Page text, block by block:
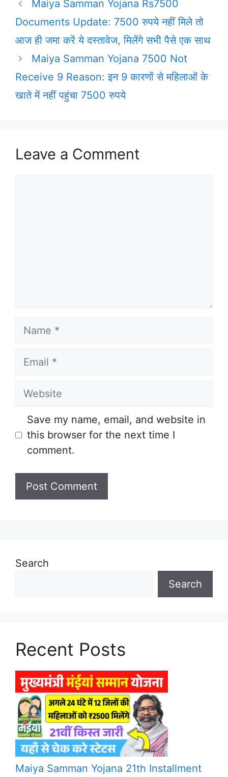
Maiya Samman Yojana Rs7500
Documents Update: 7500 रुपये नहीं मिले तो
आज ही जमा करें ये दस्तावेज, मिलेंगे सभी पैसे एक साथ
Maiya Samman Yojana 7500 Not
Receive 9 Reason: इन 9 कारणों से महिलाओं के
खाते में नहीं पहुंचा 7500 रुपये
Leave a Comment
Name
Email
Website
Save my name, email, and website in
this browser for the next time I
comment.
Search
Search
Recent Posts
Maiya Samman Yojana 21th Installment